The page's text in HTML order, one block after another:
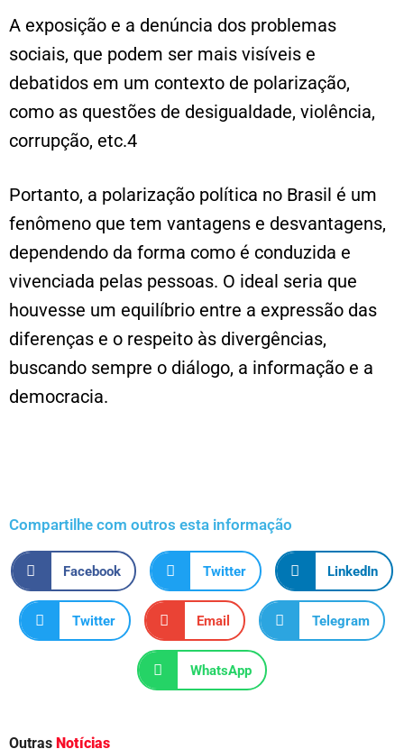
A exposição e a denúncia dos problemas
sociais, que podem ser mais visíveis e
debatidos em um contexto de polarização,
como as questões de desigualdade, violência,
corrupção, etc.4
Portanto, a polarização política no Brasil é um
fenômeno que tem vantagens e desvantagens,
dependendo da forma como é conduzida e
vivenciada pelas pessoas. O ideal seria que
houvesse um equilíbrio entre a expressão das
diferenças e o respeito às divergências,
buscando sempre o diálogo, a informação e a
democracia.
Compartilhe com outros esta informação
Facebook Twitter LinkedIn
Twitter Email Telegram
WhatsApp
Outras Notícias